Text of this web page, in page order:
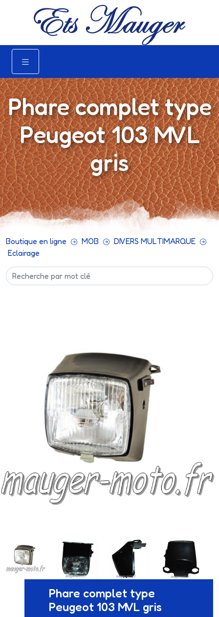
Phare complet type
Peugeot 103 MVL
gris
Boutique en ligne MOB
DIVERS MULTIMARQUE
Eclairage
Phare complet type
Peugeot 103 MVL gris